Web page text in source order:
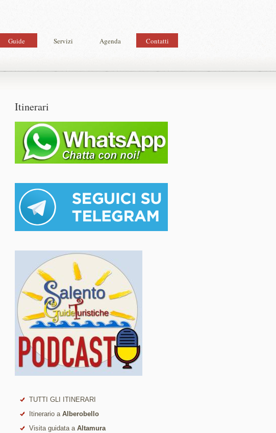
Guide Servizi Agenda Contatti
Itinerari
TUTTI GLI ITINERARI
Itinerario a Alberobello
Visita guidata a Altamura